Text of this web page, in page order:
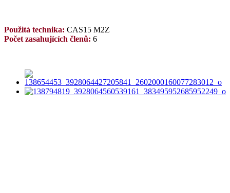
Použitá technika: CAS15 M2Z
Počet zasahujících členů: 6